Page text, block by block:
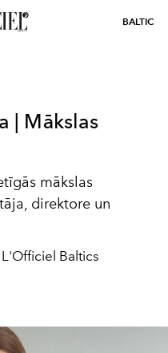
BALTIC
| Mākslas
mākslas
direktore un
Baltics